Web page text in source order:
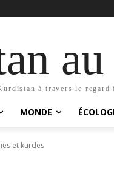
à travers le regard
MONDE
et kurdes